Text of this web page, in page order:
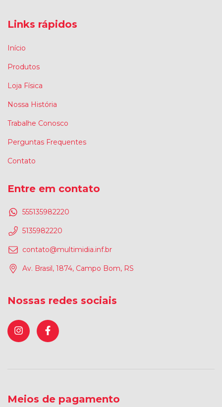
Links rápidos
Início
Produtos
Loja Física
Nossa História
Trabalhe Conosco
Perguntas Frequentes
Contato
Entre em contato
555135982220
5135982220
contato@multimidia.inf.br
Av. Brasil, 1874, Campo Bom, RS
Nossas redes sociais
Meios de pagamento